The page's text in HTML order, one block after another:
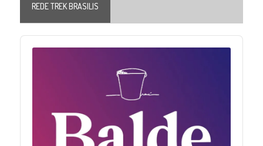
REDE TREK BRASILIS
Audio
Player